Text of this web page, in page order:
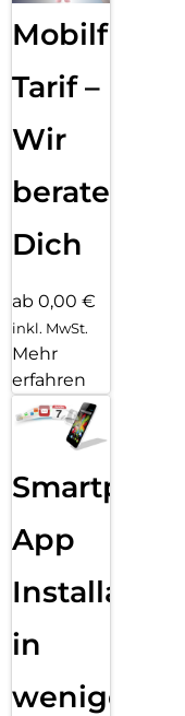
Mobilfunk
Tarif –
Wir
beraten
Dich
ab 0,00 €
inkl. MwSt.
Mehr
erfahren
Smartphone
App
Installation
in
wenigen